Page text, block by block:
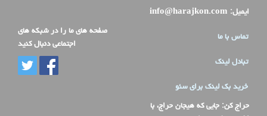
ایمیل: info@harajkon.com
تماس با ما
تبادل لینک
خرید بک لینک برای سئو
حراج کن: جایی که هیجان حراج، با
صفحه های ما را در شبکه های
اجتماعی دنبال کنید